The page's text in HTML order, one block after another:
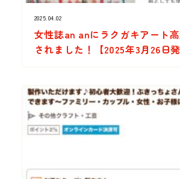
2025.04.02
女性誌an anにラクガキアート
されました！【2025年3月26日発